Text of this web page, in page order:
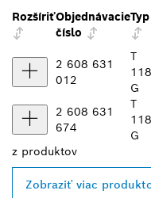
RozšíriťObjednávacie
číslo
Typ
2 608 631
012
T
118
G
2 608 631
674
T
118
G
z produktov
Zobraziť viac